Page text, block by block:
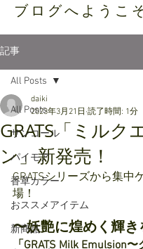
ブログへようこ
記事
All Posts
サンコール
パイモア
香草カラー
おススメアイテム
新商品
All Posts
GRATS「ミルク
ン」新発売！
daiki
2023年3月21日 読了時間: 1分
GRATSシリーズから集中
場！
〜妖艶に煌めく輝き
「GRATS Milk Emulsion